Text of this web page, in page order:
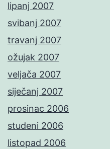
lipanj 2007
svibanj 2007
travanj 2007
ožujak 2007
veljača 2007
siječanj 2007
prosinac 2006
studeni 2006
listopad 2006